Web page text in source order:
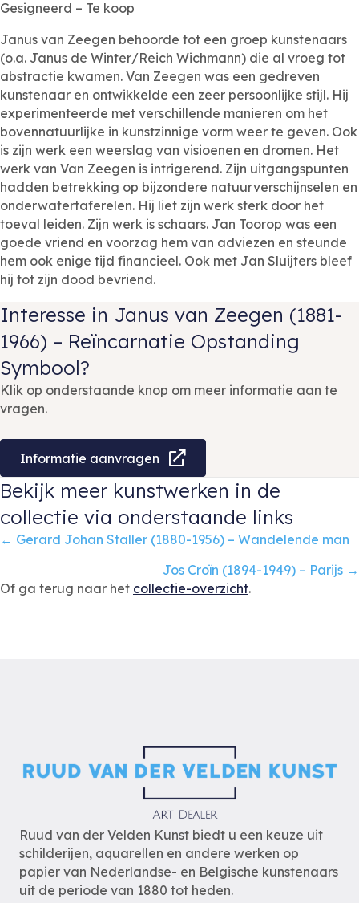
Gesigneerd – Te koop
Janus van Zeegen behoorde tot een groep kunstenaars
(o.a. Janus de Winter/Reich Wichmann) die al vroeg tot
abstractie kwamen. Van Zeegen was een gedreven
kunstenaar en ontwikkelde een zeer persoonlijke stijl. Hij
experimenteerde met verschillende manieren om het
bovennatuurlijke in kunstzinnige vorm weer te geven. Ook
is zijn werk een weerslag van visioenen en dromen. Het
werk van Van Zeegen is intrigerend. Zijn uitgangspunten
hadden betrekking op bijzondere natuurverschijnselen en
onderwatertaferelen. Hij liet zijn werk sterk door het
toeval leiden. Zijn werk is schaars. Jan Toorop was een
goede vriend en voorzag hem van adviezen en steunde
hem ook enige tijd financieel. Ook met Jan Sluijters bleef
hij tot zijn dood bevriend.
Interesse in Janus van Zeegen (1881-
1966) – Reïncarnatie Opstanding
Symbool?
Klik op onderstaande knop om meer informatie aan te
vragen.
Informatie aanvragen
Bekijk meer kunstwerken in de
collectie via onderstaande links
Posts
← Gerard Johan Staller (1880-1956) – Wandelende man
Jos Croïn (1894-1949) – Parijs →
Of ga terug naar het collectie-overzicht.
Ruud van der Velden Kunst biedt u een keuze uit
schilderijen, aquarellen en andere werken op
papier van Nederlandse- en Belgische kunstenaars
uit de periode van 1880 tot heden.